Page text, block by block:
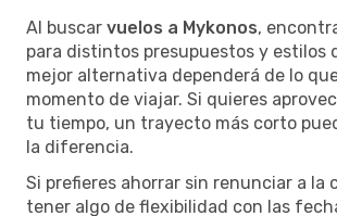
Al buscar vuelos a Mykonos,
para distintos presupuestos y estilos
mejor alternativa dependerá de lo
momento de viajar. Si quieres
tu tiempo, un trayecto más corto
la diferencia.
Si prefieres ahorrar sin renunciar a la
tener algo de flexibilidad con las